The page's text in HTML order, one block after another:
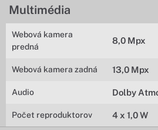
Multimédia
Webová kamera
predná
8,0 Mpx
Webová kamera zadná 13,0 Mpx
Audio Dolby
Počet reproduktorov 4 x 1,0 W